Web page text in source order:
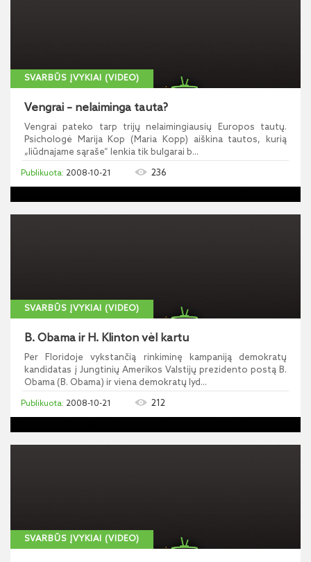
SVARBŪS ĮVYKIAI (VIDEO)
Vengrai – nelaiminga tauta?
Vengrai pateko tarp trijų nelaimingiausių Europos tautų.
Psichologė Marija Kop (Maria Kopp) aiškina tautos, kurią
„liūdnajame sąraše“ lenkia tik bulgarai b...
2008-10-21 236
SVARBŪS ĮVYKIAI (VIDEO)
B. Obama ir H. Klinton vėl kartu
Per Floridoje vykstančią rinkiminę kampaniją demokratų
kandidatas į Jungtinių Amerikos Valstijų prezidento postą B.
Obama (B. Obama) ir viena demokratų lyd...
2008-10-21 212
SVARBŪS ĮVYKIAI (VIDEO)